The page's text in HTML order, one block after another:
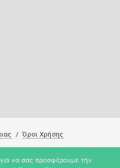
Όροι Χρήσης
Knowledge A.E.
να σας προσφέρουμε την